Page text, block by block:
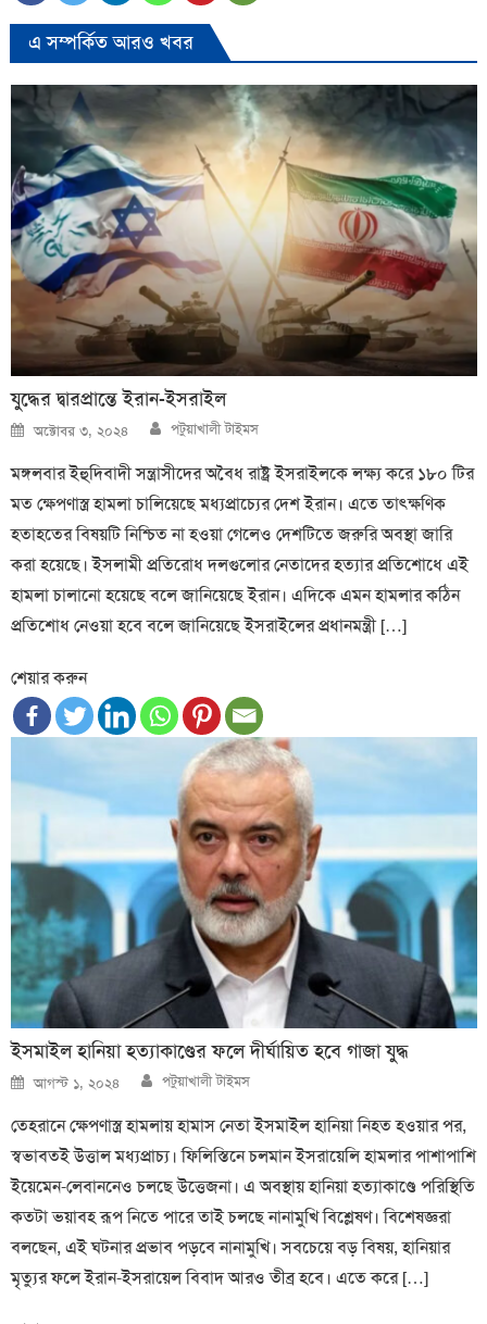
এ সম্পর্কিত আরও খবর
যুদ্ধের দ্বারপ্রান্তে ইরান-ইসরাইল
Posted
on
অক্টোবর ৩, ২০২৪ Author
পটুয়াখালী টাইমস
মঙ্গলবার ইহুদিবাদী সন্ত্রাসীদের অবৈধ রাষ্ট্র ইসরাইলকে লক্ষ্য করে ১৮০ টির
মত ক্ষেপণাস্ত্র হামলা চালিয়েছে মধ্যপ্রাচ্যের দেশ ইরান। এতে তাৎক্ষণিক
হতাহতের বিষয়টি নিশ্চিত না হওয়া গেলেও দেশটিতে জরুরি অবস্থা জারি
করা হয়েছে। ইসলামী প্রতিরোধ দলগুলোর নেতাদের হত্যার প্রতিশোধে এই
হামলা চালানো হয়েছে বলে জানিয়েছে ইরান। এদিকে এমন হামলার কঠিন
প্রতিশোধ নেওয়া হবে বলে জানিয়েছে ইসরাইলের প্রধানমন্ত্রী […]
শেয়ার করুন
ইসমাইল হানিয়া হত্যাকাণ্ডের ফলে দীর্ঘায়িত হবে গাজা যুদ্ধ
Posted
on
আগস্ট ১, ২০২৪ Author
পটুয়াখালী টাইমস
তেহরানে ক্ষেপণাস্ত্র হামলায় হামাস নেতা ইসমাইল হানিয়া নিহত হওয়ার পর,
স্বভাবতই উত্তাল মধ্যপ্রাচ্য। ফিলিস্তিনে চলমান ইসরায়েলি হামলার পাশাপাশি
ইয়েমেন-লেবাননেও চলছে উত্তেজনা। এ অবস্থায় হানিয়া হত্যাকাণ্ডে পরিস্থিতি
কতটা ভয়াবহ রূপ নিতে পারে তাই চলছে নানামুখি বিশ্লেষণ। বিশেষজ্ঞরা
বলছেন, এই ঘটনার প্রভাব পড়বে নানামুখি। সবচেয়ে বড় বিষয়, হানিয়ার
মৃত্যুর ফলে ইরান-ইসরায়েল বিবাদ আরও তীব্র হবে। এতে করে […]